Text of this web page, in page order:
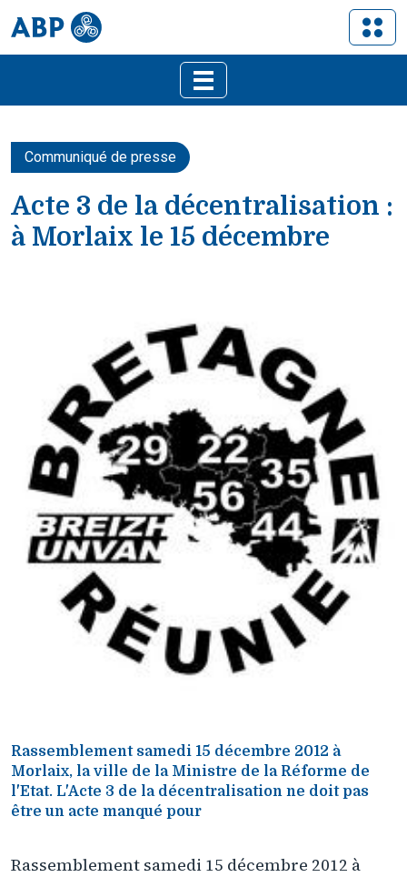
Communiqué de presse
Acte 3 de la décentralisation :
à Morlaix le 15 décembre
Rassemblement samedi 15 décembre 2012 à
Morlaix, la ville de la Ministre de la Réforme de
l'Etat. L'Acte 3 de la décentralisation ne doit pas
être un acte manqué pour
Rassemblement samedi 15 décembre 2012 à